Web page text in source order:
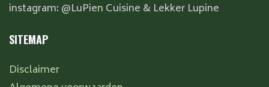
instagram: @LuPien Cuisine & Lekker Lupine
SITEMAP
Disclaimer